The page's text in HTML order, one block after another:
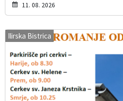
11. 08. 2026
Ilirska Bistrica